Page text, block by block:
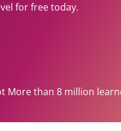
for free today.
More than 8 million